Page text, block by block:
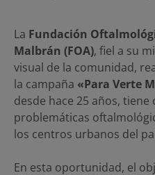
La Fundación
Malbrán (FOA), fiel a su
visual de la comunidad,
la campaña «Para Verte
desde hace 25 años,
problemáticas
los centros urbanos del
En esta oportunidad, el